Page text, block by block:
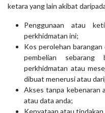
ketara yang lain akibat
Penggunaan atau
perkhidmatan ini;
Kos perolehan
pembelian sebarang
perkhidmatan atau
dibuat menerusi atau
Akses tanpa kebenaran
atau data anda;
Kenyataan atau